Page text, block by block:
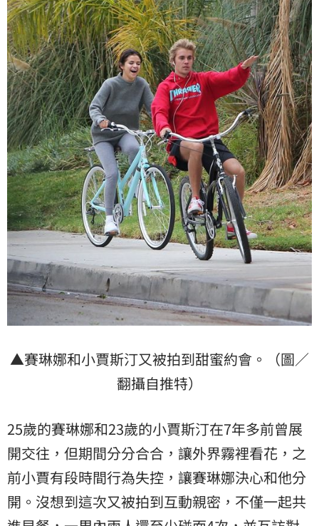
▲賽琳娜和小賈斯汀又被拍到甜蜜約會。（圖／
翻攝自推特）
25歲的賽琳娜和23歲的小賈斯汀在7年多前曾展
開交往，但期間分分合合，讓外界霧裡看花，之
前小賈有段時間行為失控，讓賽琳娜決心和他分
開。沒想到這次又被拍到互動親密，不僅一起共